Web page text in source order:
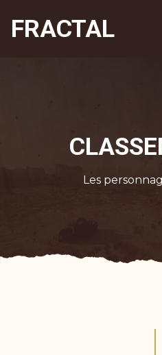
FRACTAL
Les